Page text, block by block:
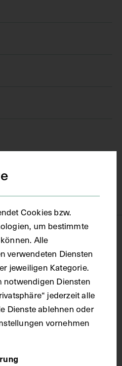
Cookies bzw.
um bestimmte
Alle
verwendeten Diensten
jeweiligen Kategorie.
notwendigen Diensten
jederzeit alle
Dienste ablehnen oder
vornehmen